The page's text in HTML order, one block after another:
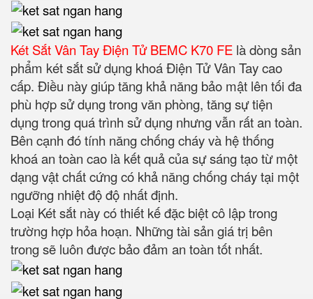
Két Sắt Vân Tay Điện Tử BEMC K70 FE là dòng sản
phẩm két sắt sử dụng khoá Điện Tử Vân Tay cao
cấp. Điều này giúp tăng khả năng bảo mật lên tối đa
phù hợp sử dụng trong văn phòng, tăng sự tiện
dụng trong quá trình sử dụng nhưng vẫn rất an toàn.
Bên cạnh đó tính năng chống cháy và hệ thống
khoá an toàn cao là kết quả của sự sáng tạo từ một
dạng vật chất cứng có khả năng chống cháy tại một
ngưỡng nhiệt độ độ nhất định.
Loại Két sắt này có thiết kế đặc biệt cô lập trong
trường hợp hỏa hoạn. Những tài sản giá trị bên
trong sẽ luôn được bảo đảm an toàn tốt nhất.